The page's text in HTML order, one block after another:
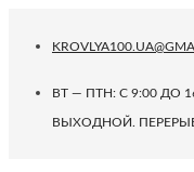
ВТ — ПТН: С 9:00 ДО
ВЫХОДНОЙ.